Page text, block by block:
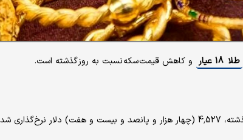
طلا 18 عیار و کاهش قیمت سکه نسبت به روز گذشته است.